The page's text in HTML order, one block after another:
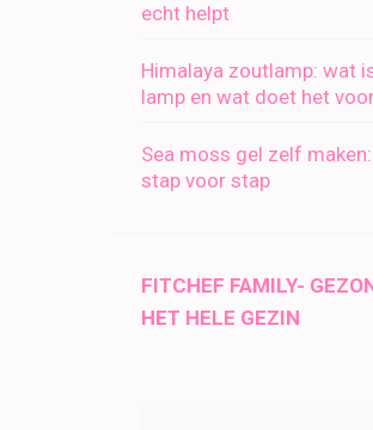
echt helpt
Himalaya zoutlamp: wat
lamp en wat doet het
Sea moss gel zelf
stap voor stap
FITCHEF FAMILY-
HET HELE GEZIN